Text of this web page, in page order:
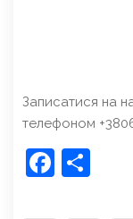
Записатися на
телефоном